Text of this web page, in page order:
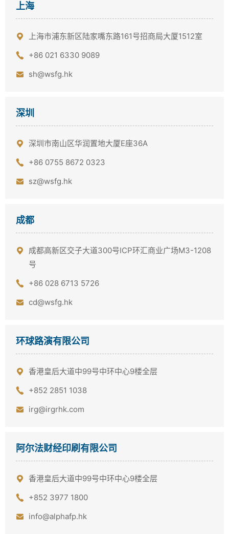
上海
上海市浦东新区陆家嘴东路161号招商局大厦1512室
+86 021 6330 9089
sh@wsfg.hk
深圳
深圳市南山区华润置地大厦E座36A
+86 0755 8672 0323
sz@wsfg.hk
成都
成都高新区交子大道300号ICP环汇商业广场M3-1208
号
+86 028 6713 5726
cd@wsfg.hk
环球路演有限公司
香港皇后大道中99号中环中心9楼全层
+852 2851 1038
irg@irgrhk.com
阿尔法财经印刷有限公司
香港皇后大道中99号中环中心9楼全层
+852 3977 1800
info@alphafp.hk